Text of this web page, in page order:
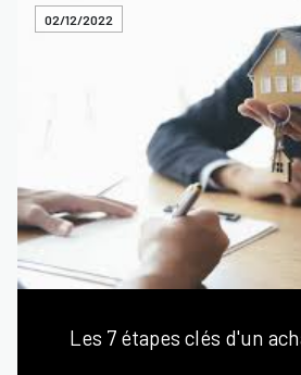
02/12/2022
Les 7 étapes clés d'un